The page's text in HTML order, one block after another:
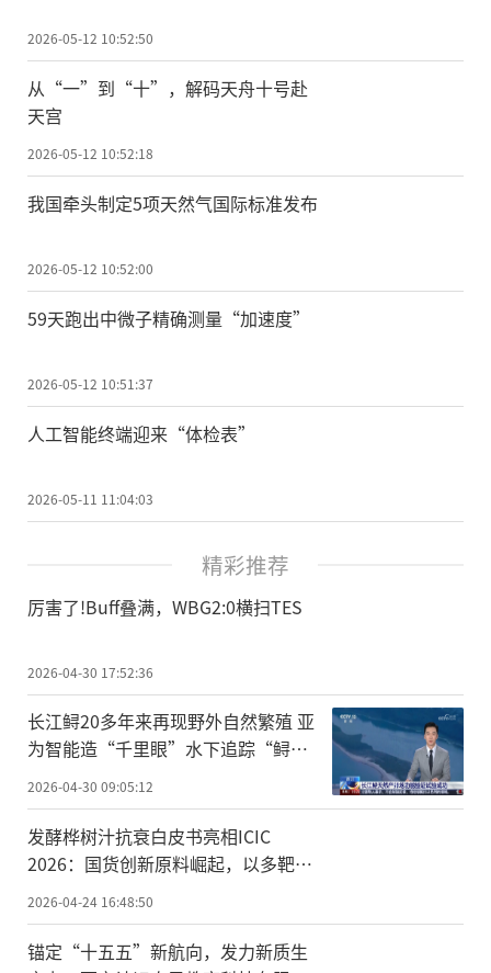
2026-05-12 10:52:50
从“一”到“十”，解码天舟十号赴
天宫
2026-05-12 10:52:18
我国牵头制定5项天然气国际标准发布
2026-05-12 10:52:00
59天跑出中微子精确测量“加速度”
2026-05-12 10:51:37
人工智能终端迎来“体检表”
2026-05-11 11:04:03
精彩推荐
厉害了!Buff叠满，WBG2:0横扫TES
2026-04-30 17:52:36
长江鲟20多年来再现野外自然繁殖 亚
为智能造“千里眼”水下追踪“鲟宝
宝”
2026-04-30 09:05:12
发酵桦树汁抗衰白皮书亮相ICIC
2026：国货创新原料崛起，以多靶点
机制重构细胞级抗衰
2026-04-24 16:48:50
锚定“十五五”新航向，发力新质生